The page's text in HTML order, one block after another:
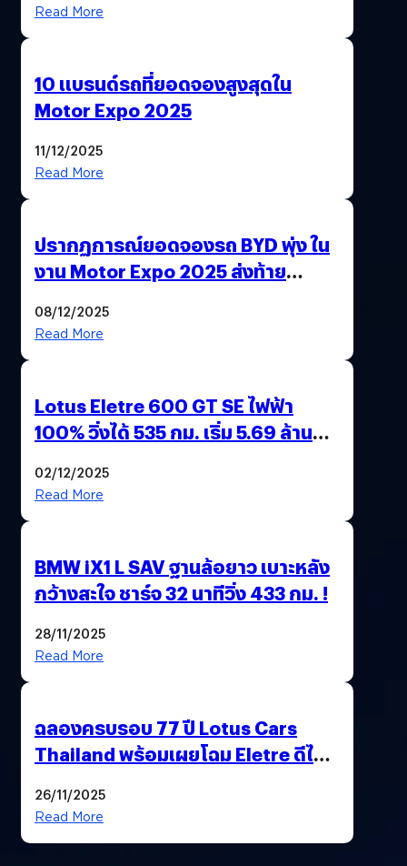
Read More
10 แบรนด์รถที่ยอดจองสูงสุดใน
Motor Expo 2025
11/12/2025
Read More
ปรากฏการณ์ยอดจองรถ BYD พุ่ง ใน
งาน Motor Expo 2025 ส่งท้าย
08/12/2025
Read More
Lotus Eletre 600 GT SE ไฟฟ้า
100% วิ่งได้ 535 กม. เริ่ม 5.69 ล้าน
02/12/2025
Read More
BMW iX1 L SAV ฐานล้อยาว เบาะหลัง
กว้างสะใจ ชาร์จ 32 นาทีวิ่ง 433 กม. !
28/11/2025
Read More
ฉลองครบรอบ 77 ปี Lotus Cars
Thailand พร้อมเผยโฉม Eletre ดีไซน์
26/11/2025
Read More